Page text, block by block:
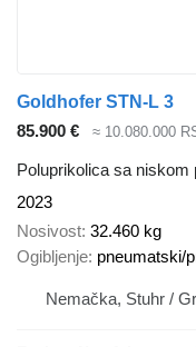
Goldhofer STN-L 3
85.900 €
≈ 10.080.000
Poluprikolica sa niskom
2023
Nosivost 32.460 kg
Ogibljenje pneumatski/
Nemačka, Stuhr /